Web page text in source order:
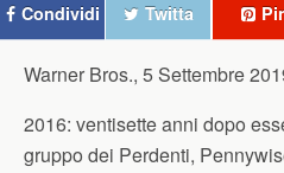
Condividi Twitta
Warner Bros., 5 Settembre
2016: ventisette anni dopo
gruppo dei Perdenti,